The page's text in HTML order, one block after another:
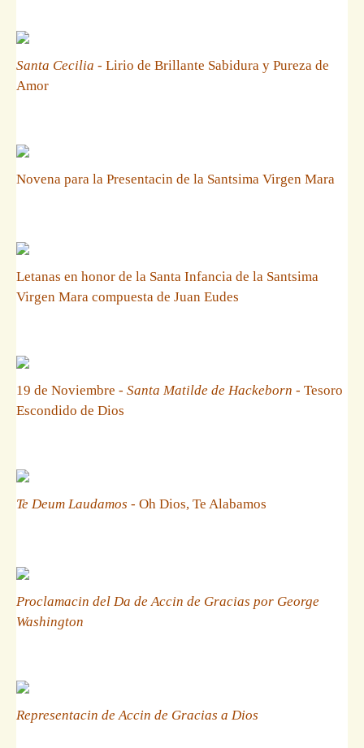
Santa Cecilia - Lirio de Brillante Sabidura y Pureza de
Amor
Novena para la Presentacin de la Santsima Virgen Mara
Letanas en honor de la Santa Infancia de la Santsima
Virgen Mara compuesta de Juan Eudes
19 de Noviembre - Santa Matilde de Hackeborn - Tesoro
Escondido de Dios
Te Deum Laudamos - Oh Dios, Te Alabamos
Proclamacin del Da de Accin de Gracias por George
Washington
Representacin de Accin de Gracias a Dios